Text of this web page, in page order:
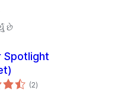
છે
Spotlight
(2કુલ
રેટિંગ્સ
)